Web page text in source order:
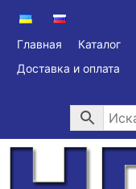
Главная Каталог
Доставка и оплата